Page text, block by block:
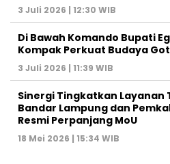
3 Juli 2026 | 12:30 WIB
Di Bawah Komando Bupati
Kompak Perkuat Budaya
3 Juli 2026 | 11:39 WIB
Sinergi Tingkatkan Layanan
Bandar Lampung dan
Resmi Perpanjang MoU
18 Mei 2026 | 15:34 WIB